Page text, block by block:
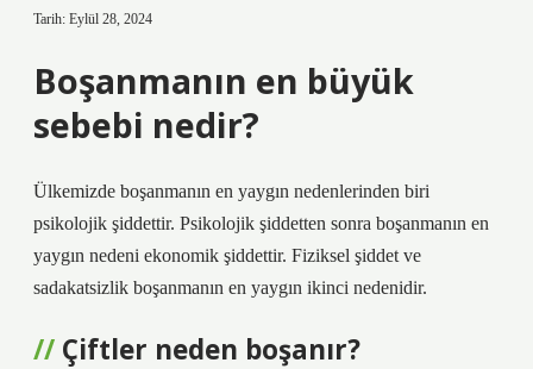
Tarih: Eylül 28, 2024
Boşanmanın en büyük
sebebi nedir?
Ülkemizde boşanmanın en yaygın nedenlerinden biri
psikolojik şiddettir. Psikolojik şiddetten sonra boşanmanın en
yaygın nedeni ekonomik şiddettir. Fiziksel şiddet ve
sadakatsizlik boşanmanın en yaygın ikinci nedenidir.
Çiftler neden boşanır?